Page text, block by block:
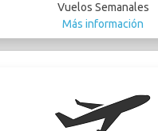
Vuelos Semanales
Más información